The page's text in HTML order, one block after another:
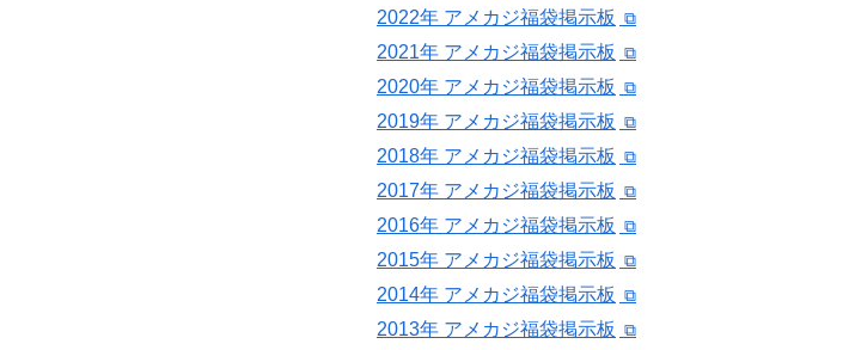
2022年 アメカジ福袋掲示板
2021年 アメカジ福袋掲示板
2020年 アメカジ福袋掲示板
2019年 アメカジ福袋掲示板
2018年 アメカジ福袋掲示板
2017年 アメカジ福袋掲示板
2016年 アメカジ福袋掲示板
2015年 アメカジ福袋掲示板
2014年 アメカジ福袋掲示板
2013年 アメカジ福袋掲示板